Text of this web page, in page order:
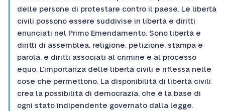
delle persone di protestare contro il paese. Le libertà
civili possono essere suddivise in libertà e diritti
enunciati nel Primo Emendamento. Sono libertà e
diritti di assemblea, religione, petizione, stampa e
parola, e diritti associati al crimine e al processo
equo. L’importanza delle libertà civili è riflessa nelle
cose che permettono. La disponibilità di libertà civili
crea la possibilità di democrazia, che è la base di
ogni stato indipendente governato dalla legge.